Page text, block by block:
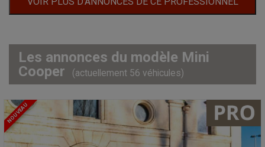
Les annonces du modèle Mini
Cooper
(actuellement 56 véhicules)
NOUVEAU